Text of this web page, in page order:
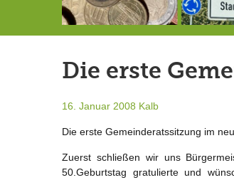
Die erste
16. Januar 2008 Kalb
Die erste Gemeinderatssitzung im
Zuerst schließen wir uns
50.Geburtstag gratulierte und